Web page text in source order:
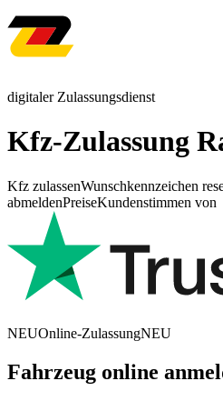
digitaler Zulassungsdienst
Kfz-Zulassung
Kfz zulassenWunschkennzeichen
abmeldenPreiseKundenstimmen von
NEUOnline-ZulassungNEU
Fahrzeug online